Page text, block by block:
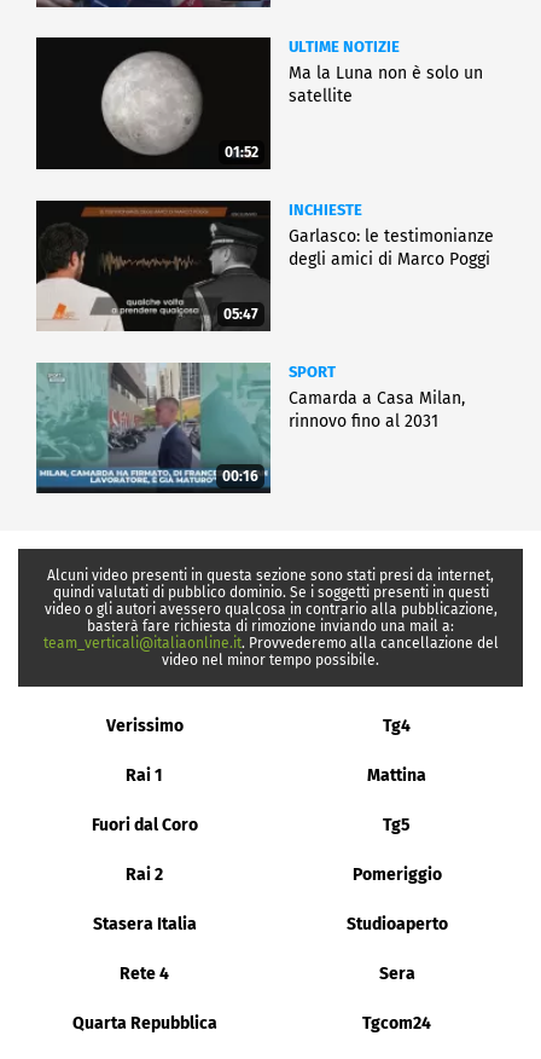
01:52
ULTIME NOTIZIE
Ma la Luna non è solo un
satellite
05:47
INCHIESTE
Garlasco: le testimonianze
degli amici di Marco Poggi
00:16
SPORT
Camarda a Casa Milan,
rinnovo fino al 2031
Alcuni video presenti in questa sezione sono stati presi da internet,
quindi valutati di pubblico dominio. Se i soggetti presenti in questi
video o gli autori avessero qualcosa in contrario alla pubblicazione,
basterà fare richiesta di rimozione inviando una mail a:
team_verticali@italiaonline.it. Provvederemo alla cancellazione del
video nel minor tempo possibile.
Verissimo Tg4
Rai 1 Mattina
Fuori dal Coro Tg5
Rai 2 Pomeriggio
Stasera Italia Studioaperto
Rete 4 Sera
Quarta Repubblica Tgcom24